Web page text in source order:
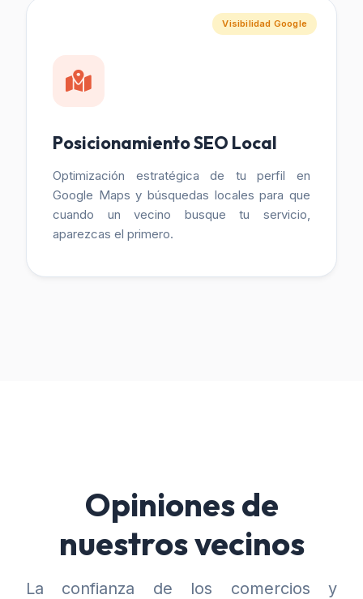
Visibilidad Google
Posicionamiento SEO Local
Optimización estratégica de tu perfil en
Google Maps y búsquedas locales para que
cuando un vecino busque tu servicio,
aparezcas el primero.
Opiniones de
nuestros vecinos
La confianza de los comercios y